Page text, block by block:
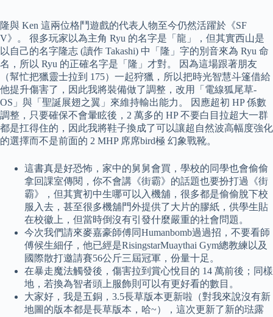
隆與 Ken 這兩位格鬥遊戲的代表人物至今仍然活躍於《SF
V》。 很多玩家以為主角 Ryu 的名字是「龍」，但其實西山是
以自己的名字隆志 (讀作 Takashi) 中「隆」字的別音來為 Ryu 命
名，所以 Ryu 的正確名字是「隆」才對。 因為這場跟著朋友
（幫忙把獵靈士拉到 175）一起狩獵，所以把時光智慧斗篷借給
他提升傷害了，因此我將裝備做了調整，改用「電線狐尾草-
OS」與「聖誕展翅之翼」來維持輸出能力。 因應超初 HP 係數
調整，只要確保不會暈眩後，2 萬多的 HP 不要白目拉超大一群
都是扛得住的，因此我將鞋子換成了可以讓超自然波高幅度強化
的選擇而不是前面的 2 MHP 席席bird極 幻象戰靴。
這書真是好恐怖，家中的舅舅會買，學校的同學也會偷偷
拿回課室傳閱，你不會講《街霸》的話題也要扮打過《街
霸》，但其實初中生哪可以入機舖，很多都是偷偷脫下校
服入去，甚至很多機舖門外提供了大片的膠紙，供學生貼
在校徽上，但當時倒沒有引發什麼嚴重的社會問題。
今次我們請來麥嘉豪師傅同Humanbomb過過招，不要看師
傅候生細仔，他已經是RisingstarMuaythai Gym總教練以及
國際散打邀請賽56公斤三屆冠軍，份量十足。
在暴走魔法觸發後，傷害拉到賞心悅目的 14 萬前後；同樣
地，若換為智者頭上服飾則可以有更好看的數目。
大家好，我是五銅，3.5長草版本更新啦（對我來說沒有新
地圖的版本都是長草版本，哈~），這次更新了新的琺露